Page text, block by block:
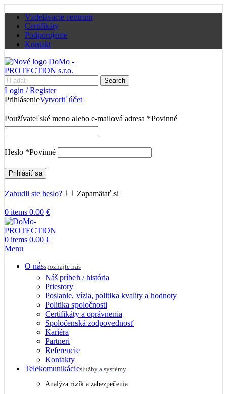
Vzdelávacie centrum
Certifikáty
Podporujeme
Kontakt
Search
Login / Register
PrihlásenieVytvoriť účet
Používateľské meno alebo e-mailová adresa *Povinné
Heslo *Povinné
Prihlásiť sa
Zabudli ste heslo? Zapamätať si
0 items 0.00 €
0 items 0.00 €
Menu
O násspoznajte nás
Náš príbeh / história
Priestory
Poslanie, vízia, politika kvality a hodnoty
Politika spoločnosti
Certifikáty a oprávnenia
Spoločenská zodpovednosť
Kariéra
Partneri
Referencie
Kontakty
Telekomunikácieslužby a systémy
Analýza rizík a zabezpečenia